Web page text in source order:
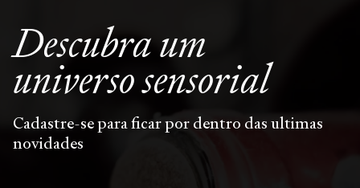
Descubra um
universosensorial
Cadastre-se para ficar por dentro das ultimas
novidades